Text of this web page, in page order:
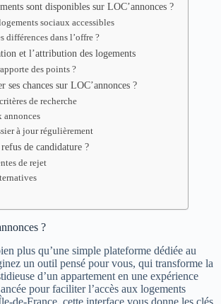
sont disponibles sur LOC’annonces ?
sociaux accessibles
différences dans l’offre ?
et l’attribution des logements
des points ?
ses chances sur LOC’annonces ?
de recherche
annonces
à jour régulièrement
de candidature ?
de rejet
?
plus qu’une simple plateforme dédiée au
un outil pensé pour vous, qui transforme la
d’un appartement en une expérience
pour faciliter l’accès aux logements
de-France, cette interface vous donne les clés